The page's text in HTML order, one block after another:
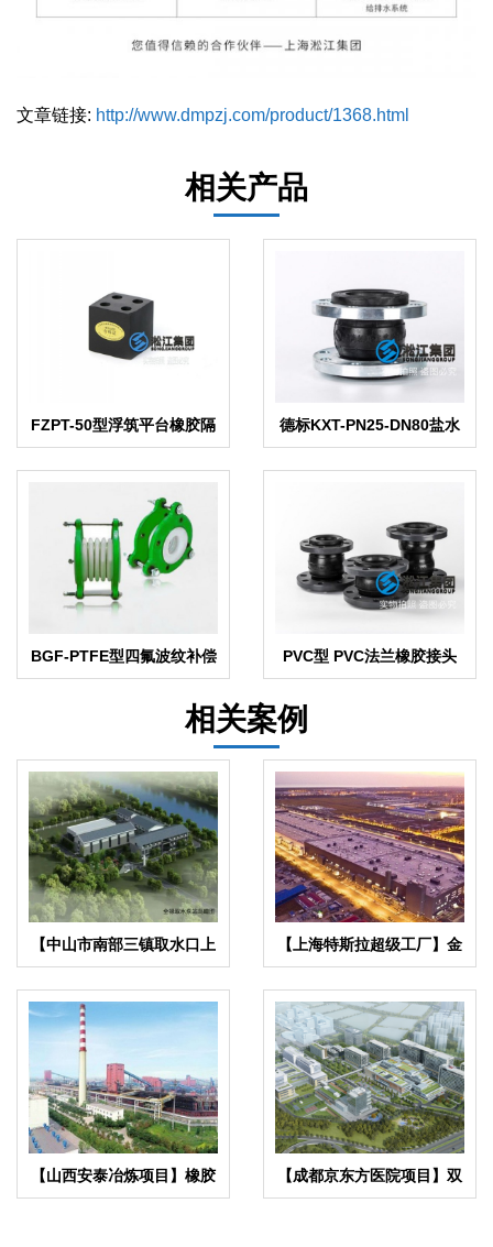
文章链接: http://www.dmpzj.com/product/1368.html
相关产品
FZPT-50型浮筑平台橡胶隔
振隔声垫
德标KXT-PN25-DN80盐水
避震接头
BGF-PTFE型四氟波纹补偿
器
PVC型 PVC法兰橡胶接头
相关案例
【中山市南部三镇取水口上
移工程】橡胶接头合同
【上海特斯拉超级工厂】金
属软管合同
【山西安泰冶炼项目】橡胶
接头合同
【成都京东方医院项目】双
球橡胶接头合同